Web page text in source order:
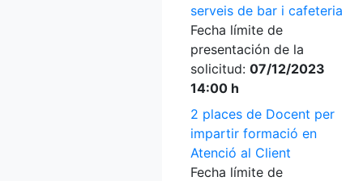
serveis de bar i cafeteria
Fecha límite de
presentación de la
solicitud: 07/12/2023
14:00 h
2 places de Docent per
impartir formació en
Atenció al Client
Fecha límite de